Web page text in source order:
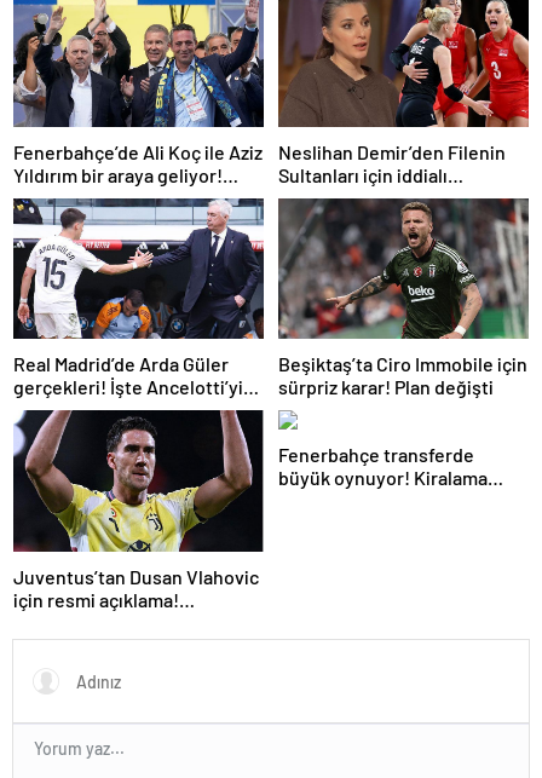
Fenerbahçe’de Ali Koç ile Aziz
Yıldırım bir araya geliyor!
Toplanan imza sayısı ortaya
çıktı
Neslihan Demir’den Filenin
Sultanları için iddialı
açıklama!
Real Madrid’de Arda Güler
gerçekleri! İşte Ancelotti’yi
yol ayrımına götüren
sebepler
Beşiktaş’ta Ciro Immobile için
sürpriz karar! Plan değişti
Juventus’tan Dusan Vlahovic
için resmi açıklama!
Fenerbahçe transferde
büyük oynuyor! Kiralama